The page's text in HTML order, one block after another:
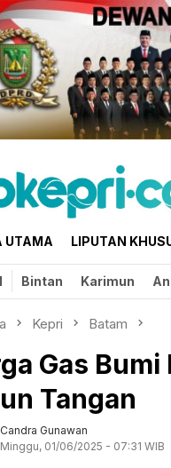
UTAMA LIPUTAN
Bintan Karimun
Kepri Batam
Gas
Tangan
Candra Gunawan
Minggu, 01/06/2025 - 07:31 WIB